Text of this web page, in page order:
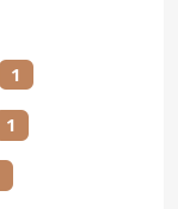
1
1